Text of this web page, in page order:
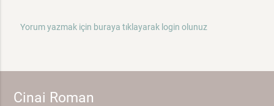
Yorum yazmak için buraya tıklayarak login olunuz
Cinai Roman